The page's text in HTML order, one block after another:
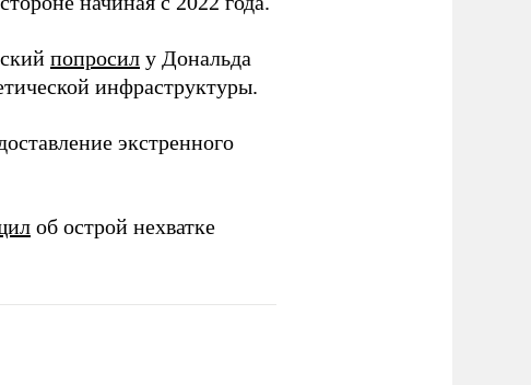
попросил у Дональда
инфраструктуры.
экстренного
об острой нехватке